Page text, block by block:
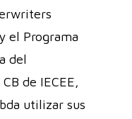
el Programa
del
de IECEE,
utilizar sus